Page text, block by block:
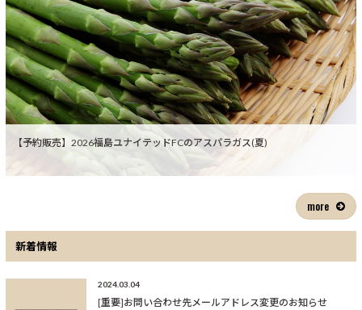
【予約販売】2026福島ユナイテッドFCのアスパラガス(夏)
more
新着情報
2024.03.04
[重要]お問い合わせ先メールアドレス変更のお知らせ